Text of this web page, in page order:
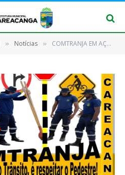
» Notícias » COMTRANJA EM AÇÃO!